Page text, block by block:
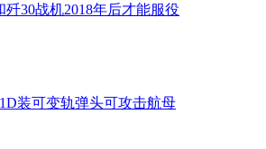
歼30战机2018年后才能服役
装可变轨弹头可攻击航母